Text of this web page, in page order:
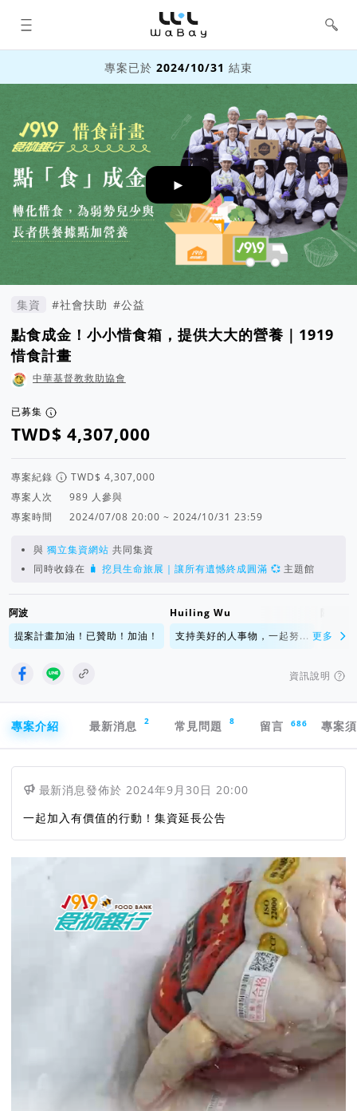
WaBay 挖貝 | 台灣最值得信賴的群眾
集資 / 群眾募資平台
專案已於2024/10/31 結束
►
集資 #社會扶助 #公益
點食成金！小小惜食箱，提供大大的營養｜1919
惜食計畫
中華基督教救助協會
已募集
專案紀錄
專案人次
人參與
專案時間
2024/07/08 20:00 ~ 2024/10/31 23:59
與 獨立集資網站 共同集資
同時收錄在 🧳 挖貝生命旅展｜讓所有遺憾終成圓滿 💞 主題館
阿波
提案計畫加油！已贊助！加油！
Huiling Wu
支持美好的人事物，一起努...
好計
更多
資訊說明
專案介紹
最新消息 2 常見問題 8 留言 686 專案
最新消息發佈於 2024年9月30日 20:00
一起加入有價值的行動！集資延長公告